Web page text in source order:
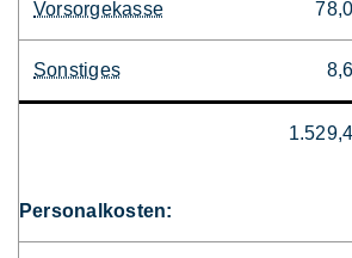
Vorsorgekasse
Sonstiges
Personalkosten: